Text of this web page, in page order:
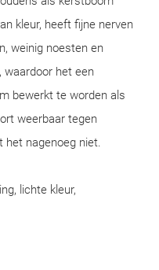
kleur, heeft fijne nerven
weinig noesten en
waardoor het een
bewerkt te worden als
weerbaar tegen
het nagenoeg niet.
lichte kleur,